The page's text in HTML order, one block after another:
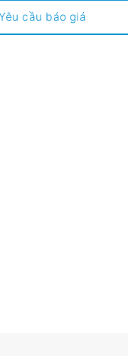
cầu báo giá